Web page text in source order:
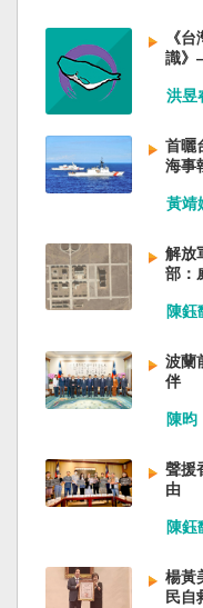
信部部長金壯龍
雷凡培，都是被
倪岳峰「另有任
時報披露張家口
安？ （作者林保
《
識》
洪昱
首曬
海事
黃靖
解放
部：
陳鈺
波蘭
伴
陳昀
聲援
由
陳鈺
楊黃
民自